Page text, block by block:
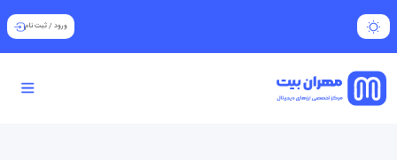
ورود /ثبت نام